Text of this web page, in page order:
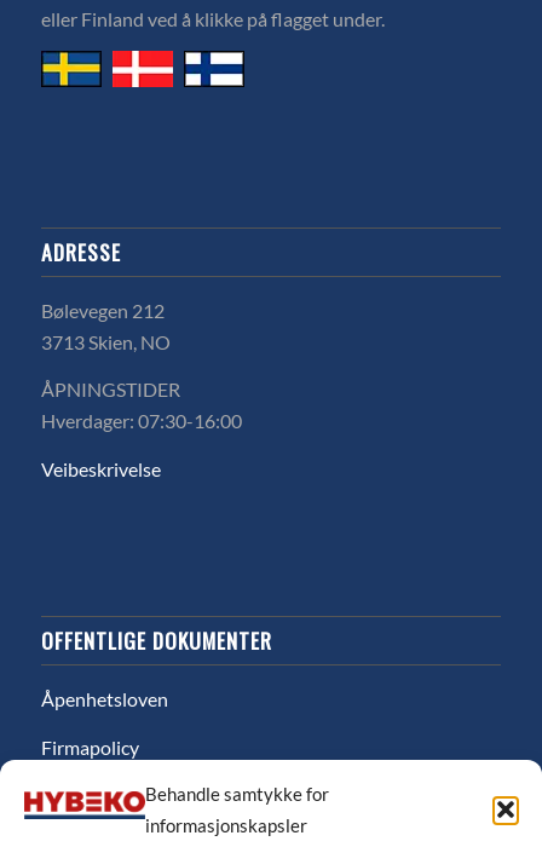
Behandle samtykke for
informasjonskapsler
eller Finland ved å klikke på flagget under.
ADRESSE
Bølevegen 212
3713 Skien, NO
ÅPNINGSTIDER
Hverdager: 07:30-16:00
Veibeskrivelse
OFFENTLIGE DOKUMENTER
Åpenhetsloven
Firmapolicy
Miljø